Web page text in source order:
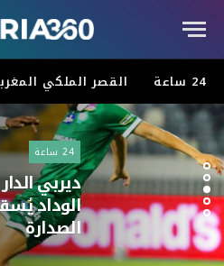
24 ساعة القصر الملكي
24 ساعة
ديربي
الوداد
الصدارة